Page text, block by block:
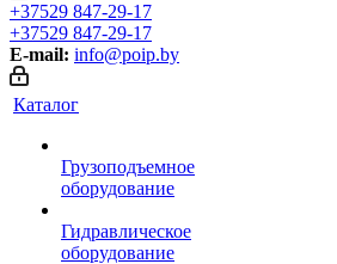
+37529 847-29-17‬
+37529 847-29-17‬
E-mail: info@poip.by
Каталог
Грузоподъемное
оборудование
Гидравлическое
оборудование